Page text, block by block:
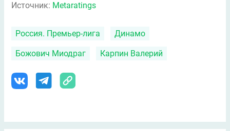
Источник: Metaratings
Россия. Премьер-лига Динамо
Божович Миодраг Карпин Валерий